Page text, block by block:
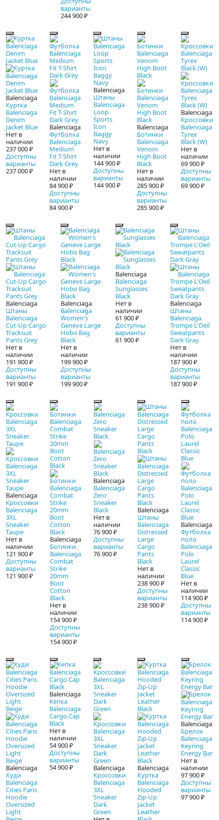
варианты
244 900 ₽
Balenciaga
Куртка
Balenciaga
Denim
Jacket Blue
Нет в
наличии
237 000 ₽
Доступны
варианты
237 000 ₽
Balenciaga
Футболка
Balenciaga
Medium
Fit T-Shirt
Dark Grey
Нет в
наличии
84 900 ₽
Доступны
варианты
84 900 ₽
Balenciaga
Штаны
Balenciaga
Loop
Sports
Icon
Baggy
Navy
Нет в
наличии
144 900 ₽
Доступны
варианты
144 900 ₽
Balenciaga
Ботинки
Balenciaga
Venom
High Boot
Black
Нет в
наличии
285 900 ₽
Доступны
варианты
285 900 ₽
Balenciaga
Кроссовки
Balenciaga
Tyrex
Black (W)
Нет в
наличии
69 900 ₽
Доступны
варианты
69 900 ₽
Balenciaga
Штаны
Balenciaga
Cut-Up Cargo
Tracksuit
Pants Grey
Нет в
наличии
191 900 ₽
Доступны
варианты
191 900 ₽
Balenciaga
Balenciaga
Women's
Geneve Large
Hobo Bag
Black
Нет в
наличии
199 900 ₽
Доступны
варианты
199 900 ₽
Balenciaga
Balenciaga
Sunglasses
Black
Нет в
наличии
61 900 ₽
Доступны
варианты
61 900 ₽
Balenciaga
Штаны
Balenciaga
Trompe L'Oeil
Sweatpants
Dark Gray
Нет в
наличии
187 900 ₽
Доступны
варианты
187 900 ₽
Balenciaga
Кроссовки
Balenciaga
3XL
Sneaker
Taupe
Нет в
наличии
121 900 ₽
Доступны
варианты
121 900 ₽
Balenciaga
Ботинки
Balenciaga
Combat
Strike
20mm
Boot
Cotton
Black
Нет в
наличии
154 900 ₽
Доступны
варианты
154 900 ₽
Balenciaga
Balenciaga
Zero
Sneaker
Black
Нет в
наличии
76 900 ₽
Доступны
варианты
76 900 ₽
Balenciaga
Штаны
Balenciaga
Distressed
Large
Cargo
Pants
Black
Нет в
наличии
238 900 ₽
Доступны
варианты
238 900 ₽
Balenciaga
Футболка
поло
Balenciaga
Polo
Laurel
Classic
Blue
Нет в
наличии
114 900 ₽
Доступны
варианты
114 900 ₽
Balenciaga
Худи
Balenciaga
Cities Paris
Hoodie
Oversized
Light
Balenciaga
Кепка
Balenciaga
Cargo Cap
Black
Нет в
наличии
54 900 ₽
Доступны
варианты
54 900 ₽
Balenciaga
Кроссовки
Balenciaga
3XL
Sneaker
Dark
Green
Balenciaga
Куртка
Balenciaga
Hooded
Zip-Up
Jacket
Leather
Balenciaga
Брелок
Balenciaga
Keyring
Energy Bar
Нет в
наличии
97 900 ₽
Доступны
варианты
97 900 ₽